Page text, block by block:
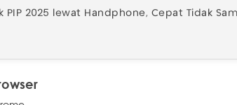
PIP 2025 lewat Handphone, Cepat Tidak